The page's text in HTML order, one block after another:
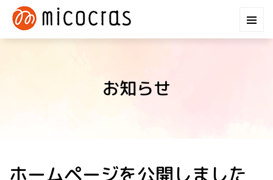
お知らせ
ホームページを公開しました